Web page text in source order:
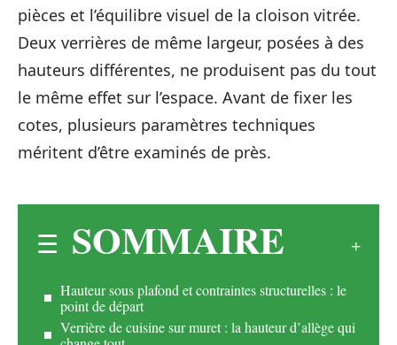
pièces et l’équilibre visuel de la cloison vitrée.
Deux verrières de même largeur, posées à des
hauteurs différentes, ne produisent pas du tout
le même effet sur l’espace. Avant de fixer les
cotes, plusieurs paramètres techniques
méritent d’être examinés de près.
SOMMAIRE
Hauteur sous plafond et contraintes structurelles : le
point de départ
Verrière de cuisine sur muret : la hauteur d’allège qui